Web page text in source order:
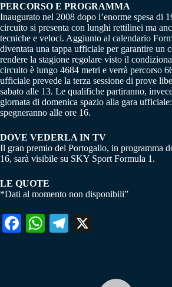
PERCORSO E PROGRAMMA
Inaugurato nel 2008 dopo l’enorme spesa di
circuito si presenta con lunghi rettilinei ma
tecniche e veloci. Aggiunto al calendario
diventata una tappa ufficiale per garantire un
rendere la stagione regolare visto il
circuito è lungo 4684 metri e verrà percorso
ufficiale prevede la terza sessione di prove
sabato alle 13. Le qualifiche partiranno,
giornata di domenica spazio alla gara
spegneranno alle ore 16.
DOVE VEDERLA IN TV
Il gran premio del Portogallo, in programma
16, sarà visibile su SKY Sport Formula 1.
LE QUOTE
*Dati al momento non disponibili”
Fa W
Te